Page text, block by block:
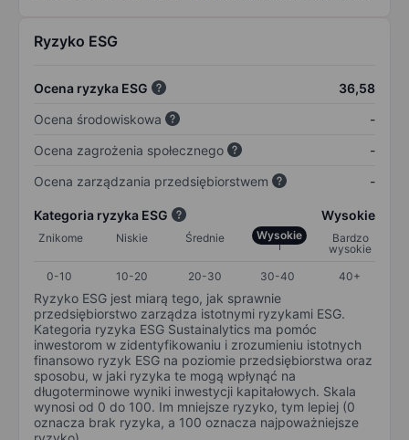
Ryzyko ESG
Ocena ryzyka ESG
36,58
Ocena środowiskowa
-
Ocena zagrożenia społecznego
-
Ocena zarządzania przedsiębiorstwem
-
Kategoria ryzyka ESG Wysokie
Znikome Niskie Średnie Wysokie
Bardzo
wysokie
0-10
10-20 20-30 30-40 40+
Ryzyko ESG jest miarą tego, jak sprawnie
przedsiębiorstwo zarządza istotnymi ryzykami ESG.
Kategoria ryzyka ESG Sustainalytics ma pomóc
inwestorom w zidentyfikowaniu i zrozumieniu istotnych
finansowo ryzyk ESG na poziomie przedsiębiorstwa oraz
sposobu, w jaki ryzyka te mogą wpłynąć na
długoterminowe wyniki inwestycji kapitałowych. Skala
wynosi od 0 do 100. Im mniejsze ryzyko, tym lepiej (0
oznacza brak ryzyka, a 100 oznacza najpoważniejsze